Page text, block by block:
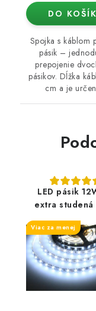
DO
Spojka s káblom
pásik –
prepojenie
pásikov. Dĺžka
cm a je
LED pásik
extra studená
Viac za menej